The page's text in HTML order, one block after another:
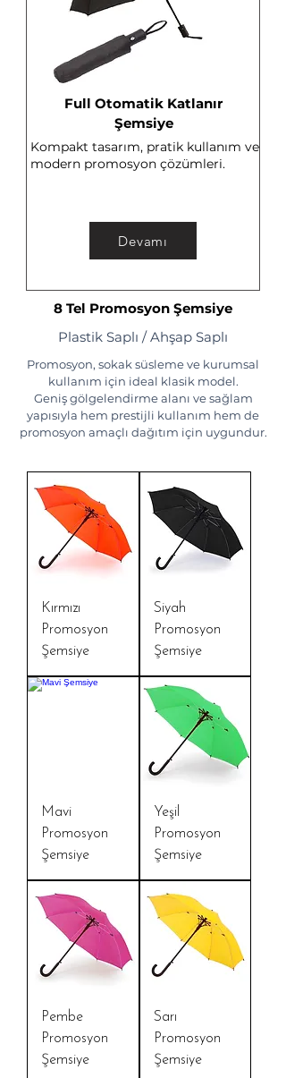
Full Otomatik Katlanır
Şemsiye
Kompakt tasarım, pratik kullanım ve
modern promosyon çözümleri.
Devamı
8 Tel Promosyon Şemsiye
Plastik Saplı / Ahşap Saplı
Promosyon, sokak süsleme ve kurumsal
kullanım için ideal klasik model.
Geniş gölgelendirme alanı ve sağlam
yapısıyla hem prestijli kullanım hem de
promosyon amaçlı dağıtım için uygundur.
Kırmızı
Promosyon
Şemsiye
Siyah
Promosyon
Şemsiye
Mavi
Promosyon
Şemsiye
Yeşil
Promosyon
Şemsiye
Pembe
Promosyon
Şemsiye
Sarı
Promosyon
Şemsiye